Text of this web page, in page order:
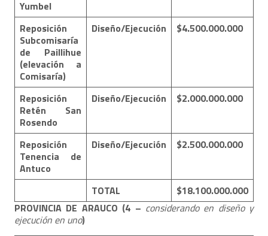
Yumbel
Reposición
Subcomisaría
de Paillihue
(elevación a
Comisaría)
Diseño/Ejecución $4.500.000.000
Reposición
Retén San
Rosendo
Diseño/Ejecución $2.000.000.000
Reposición
Tenencia de
Antuco
Diseño/Ejecución $2.500.000.000
TOTAL
$18.100.000.000
PROVINCIA DE ARAUCO (4 – considerando en diseño y
ejecución en uno)